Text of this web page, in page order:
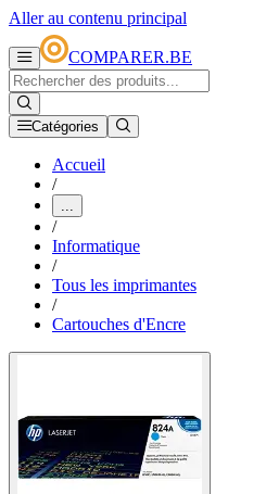
Aller au contenu principal
COMPARER.BE
Catégories
Accueil
/
...
/
Informatique
/
Tous les imprimantes
/
Cartouches d'Encre